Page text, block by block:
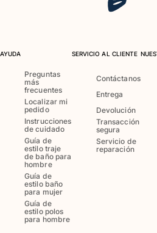
Joyería y Relojes
Colaboraciones
REGALOS
Inspiración
LAS PLAYAS VILEBREQUIN
Tarjeta Regalo
AYUDA
Preguntas
más
frecuentes
Localizar mi
pedido
Instrucciones
de cuidado
Guía de
estilo traje
de baño para
hombre
Guía de
estilo baño
para mujer
Guía de
estilo polos
para hombre
SERVICIO AL CLIENTE
Contáctanos
Entrega
Devolución
Transacción
segura
Servicio de
reparación